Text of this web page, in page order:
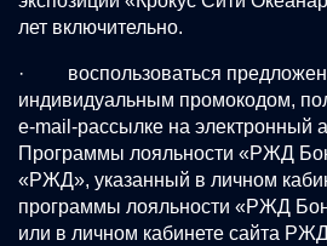
лет включительно.
· воспользоваться
индивидуальным
e-mail-рассылке на электронный
Программы лояльности «РЖД
«РЖД», указанный в личном
программы лояльности «РЖД
или в личном кабинете сайта